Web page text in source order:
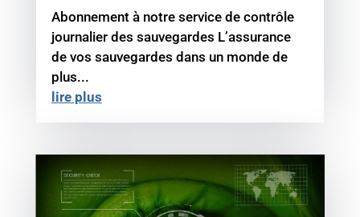
Abonnement à notre service de contrôle
journalier des sauvegardes L’assurance
de vos sauvegardes dans un monde de
plus...
lire plus